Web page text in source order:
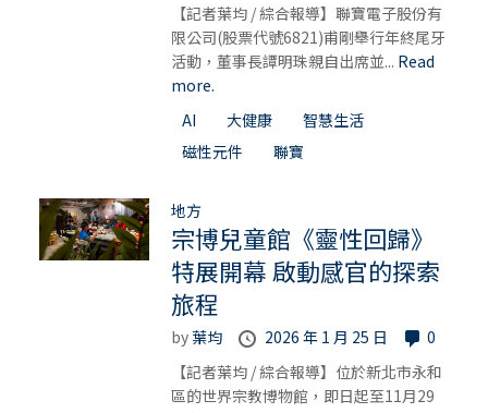
【記者葉均 / 綜合報導】聯寶電子股份有
限公司(股票代號6821)甫剛舉行年終尾牙
活動，董事長譚明珠親自出席並... Read
more.
AI
大健康
智慧生活
磁性元件
聯寶
地方
宗博兒童館《靈性回歸》
特展開幕 啟動感官的探索
旅程
by葉均 2026 年 1 月 25 日
0
【記者葉均 / 綜合報導】位於新北市永和
區的世界宗教博物館，即日起至11月29